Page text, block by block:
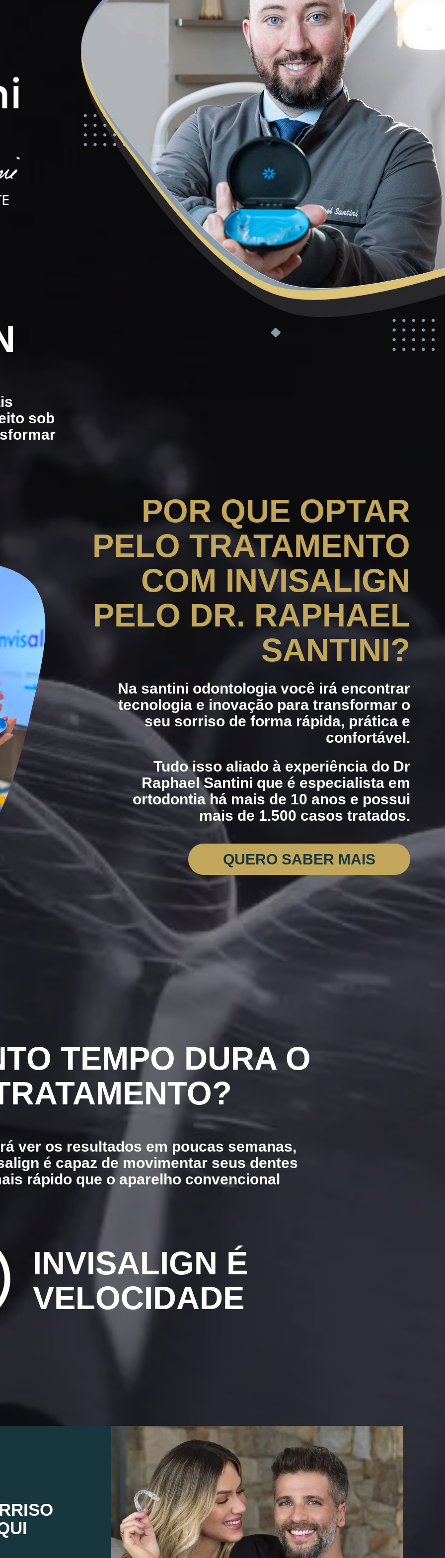
sob
POR QUE OPTAR
PELO TRATAMENTO
COM INVISALIGN
PELO DR. RAPHAEL
SANTINI?
Na santini odontologia você irá encontrar
tecnologia e inovação para transformar o
seu sorriso de forma rápida, prática e
confortável.
Tudo isso aliado à experiência do Dr
Raphael Santini que é especialista em
ortodontia há mais de 10 anos e possui
mais de 1.500 casos tratados.
QUERO SABER MAIS
TEMPO DURA O
ver os resultados em poucas semanas,
é capaz de movimentar seus dentes
rápido que o aparelho convencional
INVISALIGN É
VELOCIDADE